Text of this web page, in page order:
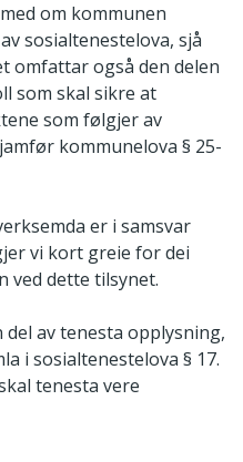
om kommunen
sosialtenestelova, sjå
omfattar også den delen
som skal sikre at
som følgjer av
kommunelova § 25-
er i samsvar
vi kort greie for dei
ved dette tilsynet.
av tenesta opplysning,
i sosialtenestelova § 17.
tenesta vere